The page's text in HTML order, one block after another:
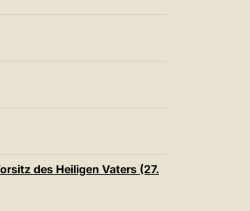
des Heiligen Vaters (27.